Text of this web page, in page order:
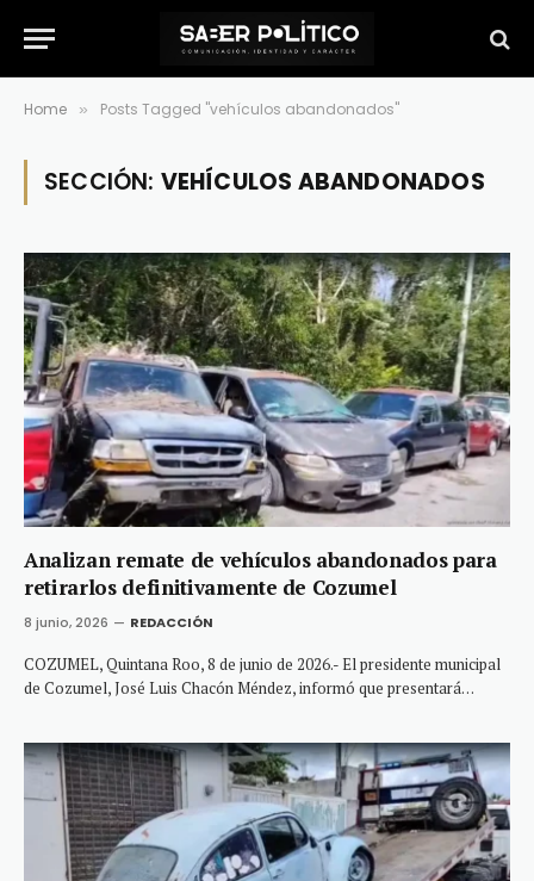
Home » Posts Tagged "vehículos abandonados"
SECCIÓN: VEHÍCULOS ABANDONADOS
Analizan remate de vehículos abandonados para
retirarlos definitivamente de Cozumel
8 junio, 2026 REDACCIÓN
COZUMEL, Quintana Roo, 8 de junio de 2026.- El presidente municipal
de Cozumel, José Luis Chacón Méndez, informó que presentará…